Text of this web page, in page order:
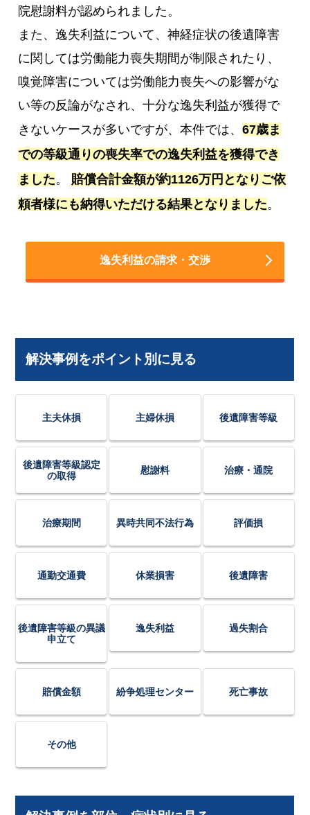
院慰謝料が認められました。
また、逸失利益について、神経症状の後遺障害
に関しては労働能力喪失期間が制限されたり、
嗅覚障害については労働能力喪失への影響がな
い等の反論がなされ、十分な逸失利益が獲得で
きないケースが多いですが、本件では、67歳ま
での等級通りの喪失率での逸失利益を獲得でき
ました。 賠償合計金額が約1126万円となりご依
頼者様にも納得いただける結果となりました。
逸失利益の請求・交渉
解決事例をポイント別に見る
主夫休損 主婦休損 後遺障害等級
後遺障害等級認定
の取得
慰謝料 治療・通院
治療期間 異時共同不法行為 評価損
通勤交通費 休業損害 後遺障害
後遺障害等級の異議
申立て
逸失利益 過失割合
賠償金額 紛争処理センター 死亡事故
その他